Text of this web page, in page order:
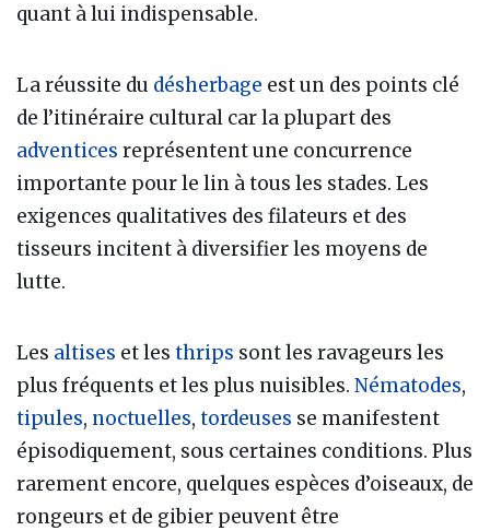
quant à lui indispensable.
La réussite du désherbage est un des points clé
de l’itinéraire cultural car la plupart des
adventices représentent une concurrence
importante pour le lin à tous les stades. Les
exigences qualitatives des filateurs et des
tisseurs incitent à diversifier les moyens de
lutte.
Les altises et les thrips sont les ravageurs les
plus fréquents et les plus nuisibles. Nématodes,
tipules, noctuelles, tordeuses se manifestent
épisodiquement, sous certaines conditions. Plus
rarement encore, quelques espèces d’oiseaux, de
rongeurs et de gibier peuvent être